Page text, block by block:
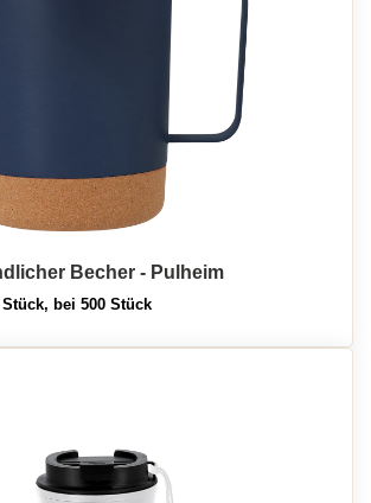
Becher - Pulheim
Stück, bei 500 Stück